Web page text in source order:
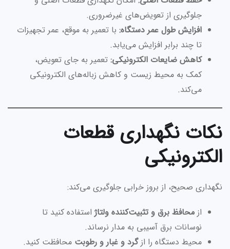
جلوگیری از تعویض‌های غیرضروری.
افزایش طول عمر دستگاه: با تعمیر به موقع، عمر تجهیزات
تا چند برابر افزایش می‌یابد.
کاهش ضایعات الکترونیکی: تعمیر به جای تعویض،
کمک به محیط زیست و کاهش زباله‌های الکترونیکی
می‌کند.
نکات نگهداری قطعات
الکترونیکی
نگهداری صحیح، از بروز خرابی جلوگیری می‌کند:
از محافظ برق و تثبیت‌کننده ولتاژ استفاده کنید تا
نوسانات برق آسیبی به مدار نرساند.
محیط دستگاه را ازگرد و غبار و رطوبت محافظت کنید.